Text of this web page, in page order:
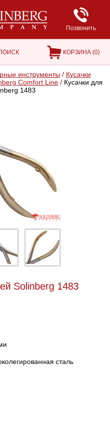
Позвонить
КОРЗИНА (0)
инструменты / Кусачки
Comfort Line / Кусачки для
1483
Solinberg 1483
сталь